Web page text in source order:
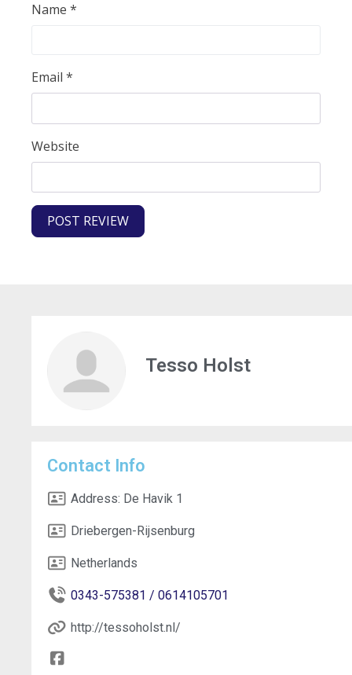
Name *
Email *
Website
Tesso Holst
Contact Info
Address: De Havik 1
Driebergen-Rijsenburg
Netherlands
0343-575381 / 0614105701
http://tessoholst.nl/